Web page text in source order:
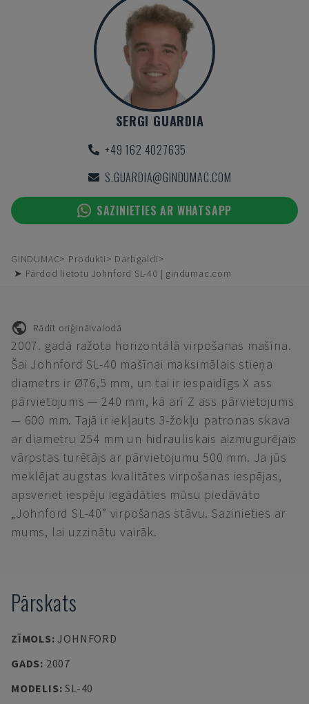
SERGI GUARDIA
+49 162 4027635
S.GUARDIA@GINDUMAC.COM
SAZINIETIES AR WHATSAPP
GINDUMAC Produkti
Darbgaldi
➤ Pārdod lietotu Johnford SL-40 | gindumac.com
Rādīt oriģinālvalodā
2007. gadā ražota horizontālā virpošanas mašīna.
Šai Johnford SL-40 mašīnai maksimālais stieņa
diametrs ir Ø76,5 mm, un tai ir iespaidīgs X ass
pārvietojums — 240 mm, kā arī Z ass pārvietojums
— 600 mm. Tajā ir iekļauts 3-žokļu patronas skava
ar diametru 254 mm un hidrauliskais aizmugurējais
vārpstas turētājs ar pārvietojumu 500 mm. Ja jūs
meklējat augstas kvalitātes virpošanas iespējas,
apsveriet iespēju iegādāties mūsu piedāvāto
„Johnford SL-40” virpošanas stāvu. Sazinieties ar
mums, lai uzzinātu vairāk.
Pārskats
ZĪMOLS:JOHNFORD
GADS: 2007
MODELIS:SL-40